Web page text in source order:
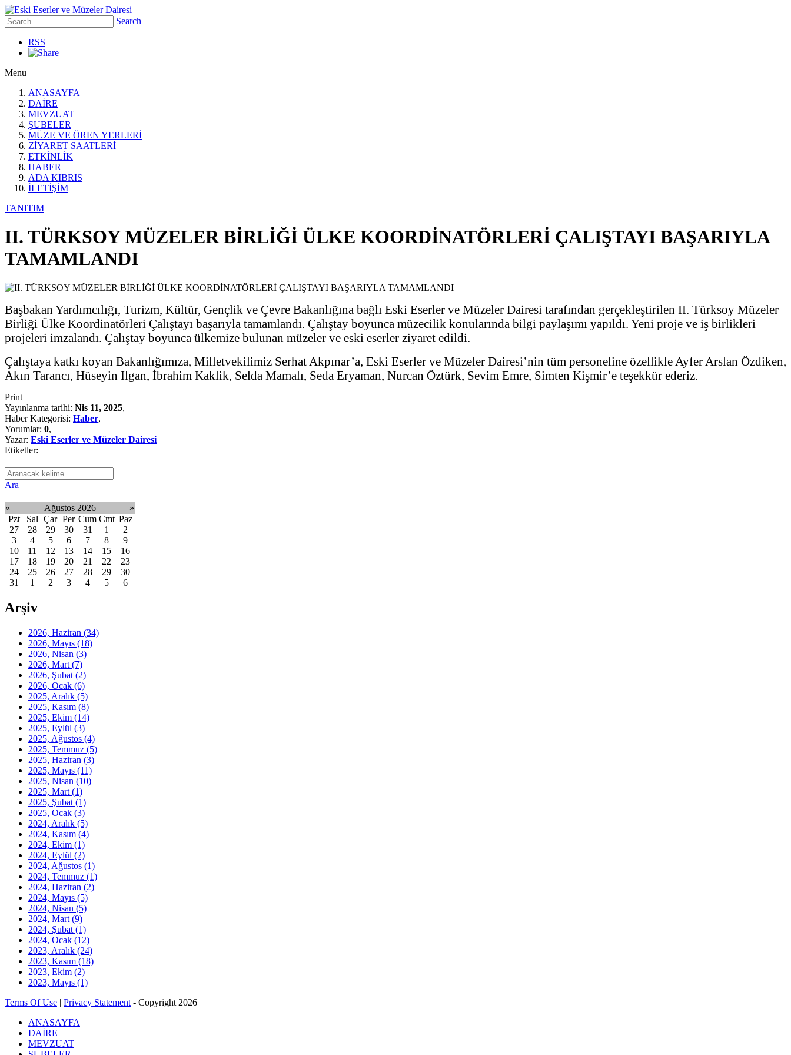
Search
RSS
Menu
ANASAYFA
DAİRE
MEVZUAT
ŞUBELER
MÜZE VE ÖREN YERLERİ
ZİYARET SAATLERİ
ETKİNLİK
HABER
ADA KIBRIS
İLETİŞİM
TANITIM
II. TÜRKSOY MÜZELER BİRLİĞİ ÜLKE KOORDİNATÖRLERİ ÇALIŞTAYI BAŞARIYLA
TAMAMLANDI
Başbakan Yardımcılığı, Turizm, Kültür, Gençlik ve Çevre Bakanlığına bağlı Eski Eserler ve Müzeler Dairesi tarafından gerçekleştirilen II. Türksoy Müzeler
Birliği Ülke Koordinatörleri Çalıştayı başarıyla tamamlandı. Çalıştay boyunca müzecilik konularında bilgi paylaşımı yapıldı. Yeni proje ve iş birlikleri
projeleri imzalandı. Çalıştay boyunca ülkemize bulunan müzeler ve eski eserler ziyaret edildi.
Çalıştaya katkı koyan Bakanlığımıza, Milletvekilimiz Serhat Akpınar’a, Eski Eserler ve Müzeler Dairesi’nin tüm personeline özellikle Ayfer Arslan Özdiken,
Akın Tarancı, Hüseyin Ilgan, İbrahim Kaklik, Selda Mamalı, Seda Eryaman, Nurcan Öztürk, Sevim Emre, Simten Kişmir’e teşekkür ederiz.
Print
Yayınlanma tarihi: Nis 11, 2025,
Haber Kategorisi: Haber,
Yorumlar: 0,
Yazar: Eski Eserler ve Müzeler Dairesi
Etiketler:
Ara
« Ağustos 2026
»
Pzt
Sal Çar Per Cum Cmt Paz
27
28 29 30 31 1
2
3
4 5 6 7 8
9
10
11 12 13 14 15
16
17
18 19 20 21 22
23
24
25 26 27 28 29
30
31
1 2 3 4 5 6
Arşiv
2026, Haziran (34)
2026, Mayıs (18)
2026, Nisan (3)
2026, Mart (7)
2026, Şubat (2)
2026, Ocak (6)
2025, Aralık (5)
2025, Kasım (8)
2025, Ekim (14)
2025, Eylül (3)
2025, Ağustos (4)
2025, Temmuz (5)
2025, Haziran (3)
2025, Mayıs (11)
2025, Nisan (10)
2025, Mart (1)
2025, Şubat (1)
2025, Ocak (3)
2024, Aralık (5)
2024, Kasım (4)
2024, Ekim (1)
2024, Eylül (2)
2024, Ağustos (1)
2024, Temmuz (1)
2024, Haziran (2)
2024, Mayıs (5)
2024, Nisan (5)
2024, Mart (9)
2024, Şubat (1)
2024, Ocak (12)
2023, Aralık (24)
2023, Kasım (18)
2023, Ekim (2)
2023, Mayıs (1)
Terms Of Use | Privacy Statement - Copyright 2026
ANASAYFA
DAİRE
MEVZUAT